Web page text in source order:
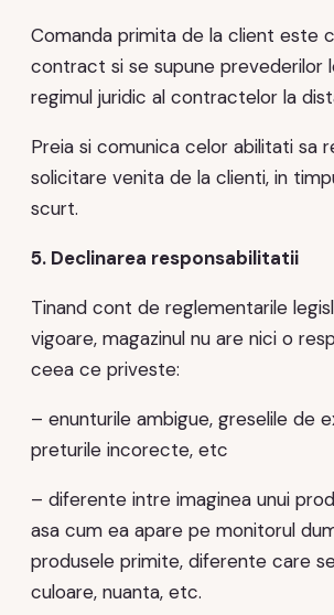
Comanda primita de la client este
contract si se supune prevederilor
regimul juridic al contractelor la
Preia si comunica celor abilitati sa
solicitare venita de la clienti, in
scurt.
5. Declinarea responsabilitatii
Tinand cont de reglementarile
vigoare, magazinul nu are nici o
ceea ce priveste:
– enunturile ambigue, greselile de
preturile incorecte, etc
– diferente intre imaginea unui
asa cum ea apare pe monitorul
produsele primite, diferente care
culoare, nuanta, etc.